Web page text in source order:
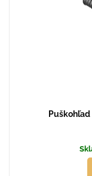
Puškohľad